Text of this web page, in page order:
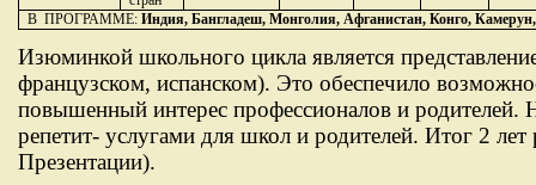
В ПРОГРАММЕ:Индия, Бангладеш, Монголия, Афганистан, Конго,
Изюминкой школьного цикла является
французском, испанском). Это обеспечило
повышенный интерес профессионалов и
репетит- услугами для школ и родителей. Итог 2
Презентации).